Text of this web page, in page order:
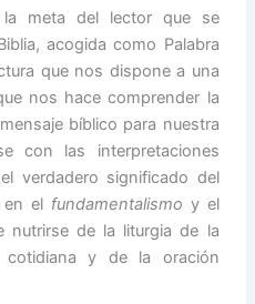
meta del lector que se
acogida como Palabra
que nos dispone a una
nos hace comprender la
bíblico para nuestra
con las interpretaciones
verdadero significado del
el fundamentalismo y el
nutrirse de la liturgia de la
cotidiana y de la oración